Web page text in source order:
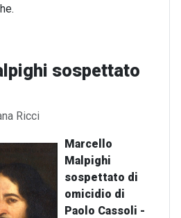
sospettato
Ricci
Marcello
Malpighi
sospettato di
omicidio di
Paolo Cassoli -